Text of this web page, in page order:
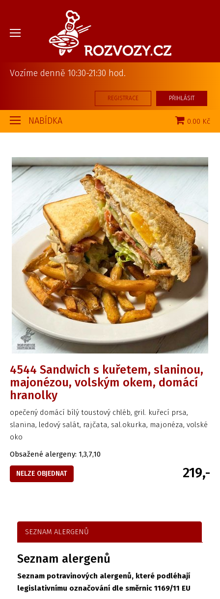
Vozíme denně 10:30-21:30 hod.
REGISTRACE PŘIHLÁSIT
NABÍDKA 0.00 Kč
4544 Sandwich s kuřetem, slaninou,
majonézou, volským okem, domácí
hranolky
opečený domácí bílý toustový chléb, gril. kuřecí prsa,
slanina, ledový salát, rajčata, sal.okurka, majonéza, volské
oko
Obsažené alergeny: 1,3,7,10
NELZE OBJEDNAT 219,-
SEZNAM ALERGENŮ
Seznam alergenů
Seznam potravinových alergenů, které podléhají
legislativnímu označování dle směrnic 1169/11 EU